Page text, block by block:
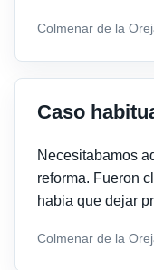
Colmenar de la
Caso
Necesitabamos
reforma. Fueron
habia que dejar
Colmenar de la